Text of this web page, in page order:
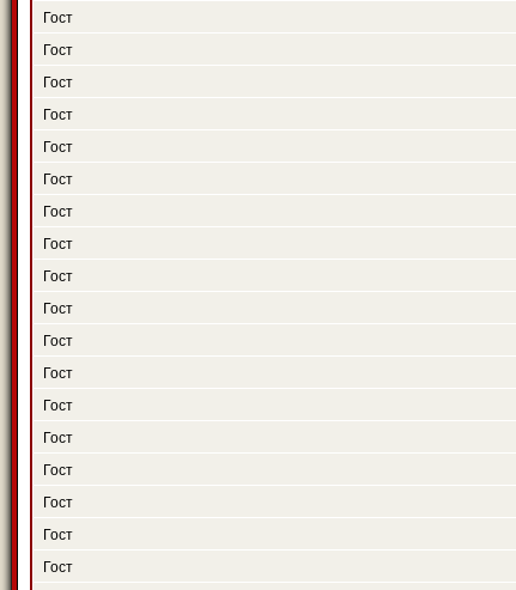
Гост
Гост
Гост
Гост
Гост
Гост
Гост
Гост
Гост
Гост
Гост
Гост
Гост
Гост
Гост
Гост
Гост
Гост